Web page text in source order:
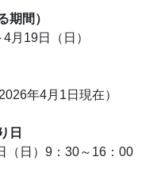
期間）
月19日（日）
年4月1日現在）
日
（日）9：30～16：00